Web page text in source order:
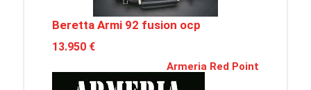
Beretta Armi 92 fusion ocp
13.950 €
Armeria Red Point